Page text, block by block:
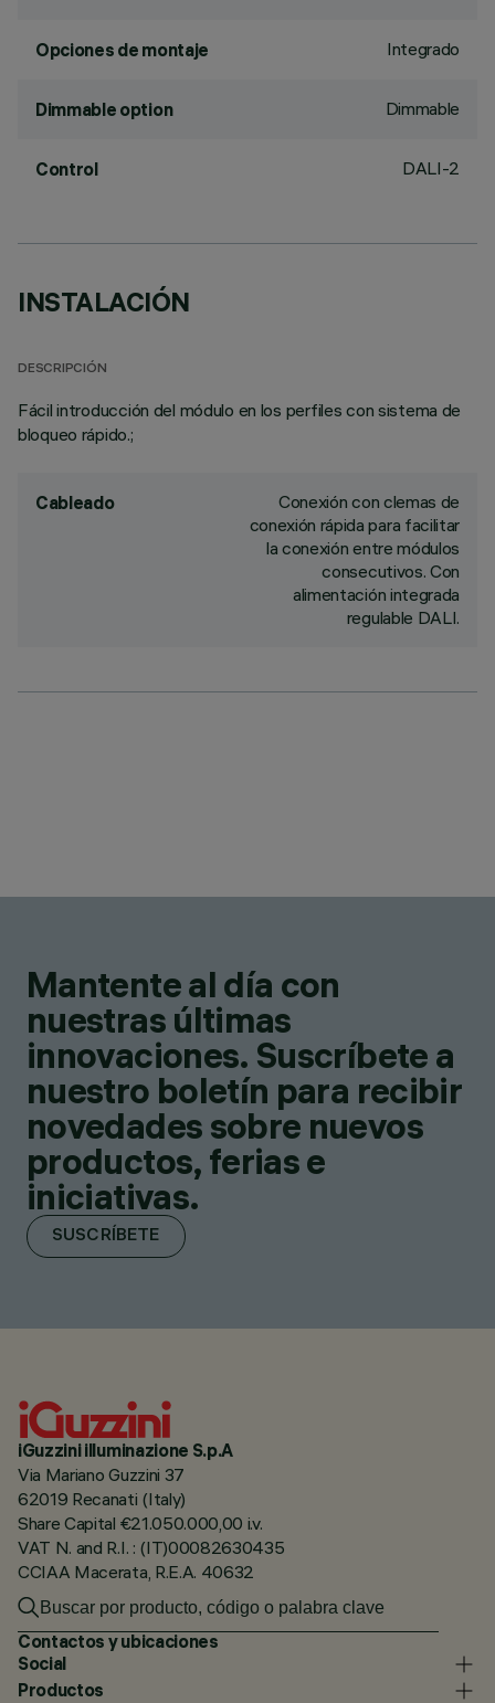
Opciones de montaje Integrado
Dimmable option Dimmable
Control DALI-2
INSTALACIÓN
DESCRIPCIÓN
Fácil introducción del módulo en los perfiles con sistema de
bloqueo rápido.;
Cableado
Conexión con clemas de
conexión rápida para facilitar
la conexión entre módulos
consecutivos. Con
alimentación integrada
regulable DALI.
Mantente al día con
nuestras últimas
innovaciones. Suscríbete a
nuestro boletín para recibir
novedades sobre nuevos
productos, ferias e
iniciativas.
SUSCRÍBETE
iGuzzini illuminazione S.p.A
Via Mariano Guzzini 37
62019 Recanati (Italy)
Share Capital €21.050.000,00 i.v.
VAT N. and R.I. : (IT)00082630435
CCIAA Macerata, R.E.A. 40632
Contactos y ubicaciones
Social
Productos